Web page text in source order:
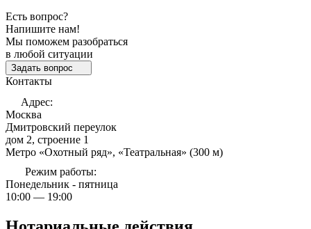
Есть вопрос?
Напишите нам!
Мы поможем разобраться
в любой ситуации
Задать вопрос
Контакты
Адрес:
Москва
Дмитровский переулок
дом 2, строение 1
Метро «Охотный ряд», «Театральная» (300 м)
Режим работы:
Понедельник - пятница
10:00 — 19:00